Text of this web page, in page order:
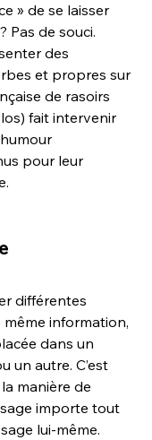
» de se laisser
Pas de souci.
des
et propres sur
de rasoirs
fait intervenir
pour leur
différentes
même information,
dans un
un autre. C’est
la manière de
importe tout
lui-même.